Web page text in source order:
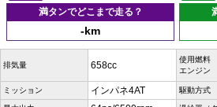
満タンでどこまで走る？
-km
排気量 658cc
使用燃料
エンジン
ミッション インパネ4AT 駆動方式